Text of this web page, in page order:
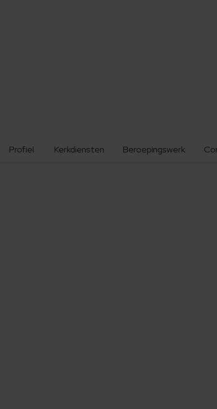
Profiel Kerkdiensten Beroepingswerk